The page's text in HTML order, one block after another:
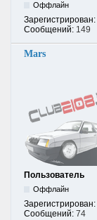
Оффлайн
Зарегистрирован:
Сообщений: 149
Mars
Пользователь
Оффлайн
Зарегистрирован:
Сообщений: 74